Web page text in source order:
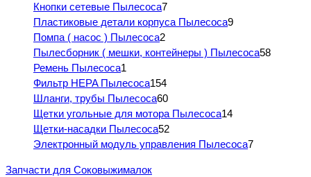
Кнопки сетевые Пылесоса7
Пластиковые детали корпуса Пылесоса9
Помпа ( насос ) Пылесоса2
Пылесборник ( мешки, контейнеры ) Пылесоса58
Ремень Пылесоса1
Фильтр HEPA Пылесоса154
Шланги, трубы Пылесоса60
Щетки угольные для мотора Пылесоса14
Щетки-насадки Пылесоса52
Электронный модуль управления Пылесоса7
Запчасти для Соковыжималок